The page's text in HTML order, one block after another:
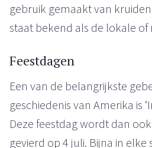
gebruik gemaakt van
staat bekend als de lokale
Feestdagen
Een van de belangrijkste
geschiedenis van Amerika is
Deze feestdag wordt dan
gevierd op 4 juli. Bijna in